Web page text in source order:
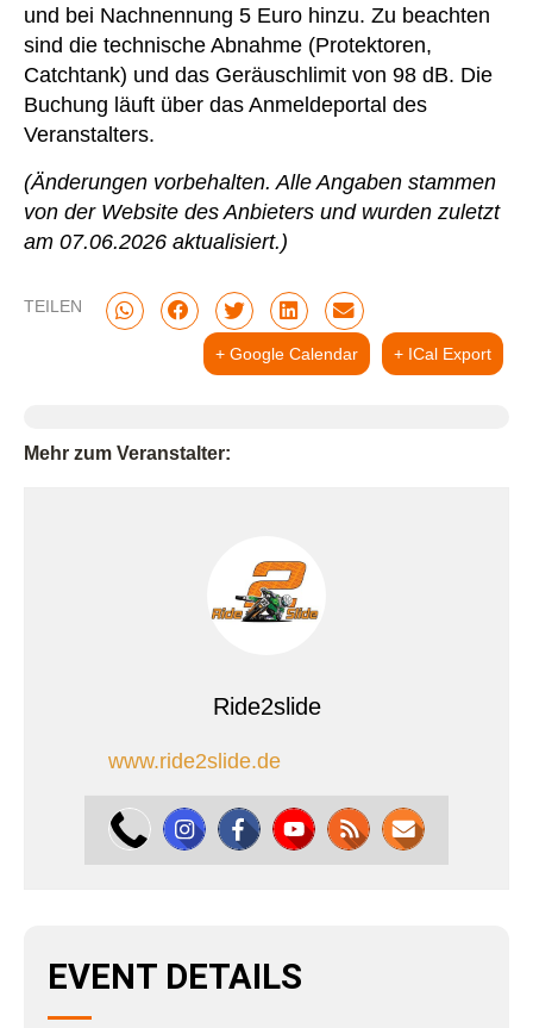
und bei Nachnennung 5 Euro hinzu. Zu beachten
sind die technische Abnahme (Protektoren,
Catchtank) und das Geräuschlimit von 98 dB. Die
Buchung läuft über das Anmeldeportal des
Veranstalters.
(Änderungen vorbehalten. Alle Angaben stammen
von der Website des Anbieters und wurden zuletzt
am 07.06.2026 aktualisiert.)
TEILEN
+ Google Calendar + ICal Export
Mehr zum Veranstalter:
Ride2slide
www.ride2slide.de
EVENT DETAILS